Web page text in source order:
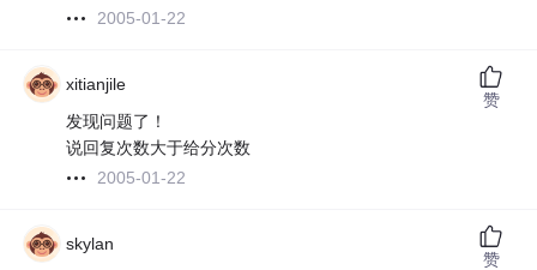
2005-01-22
xitianjile
发现问题了！
说回复次数大于给分次数
2005-01-22
赞
skylan
赞